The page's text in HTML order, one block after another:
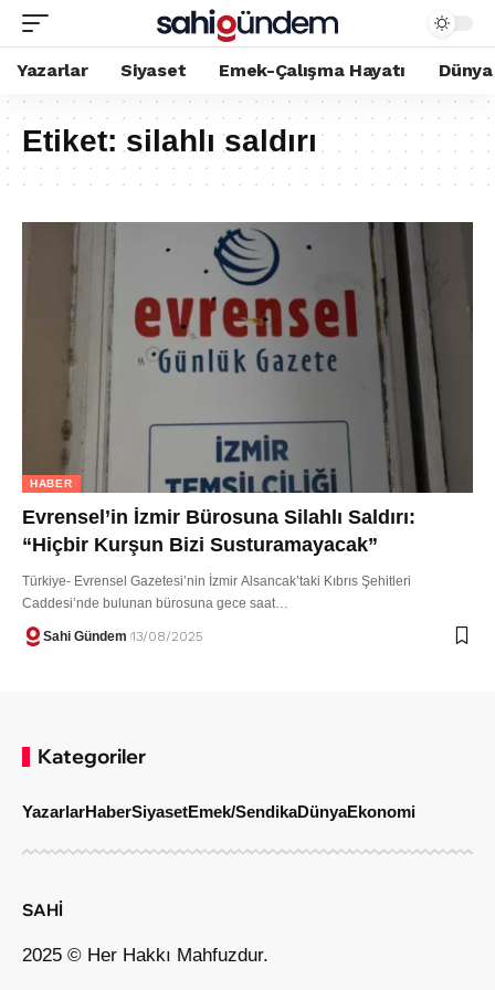
Yazarlar Siyaset Emek-Çalışma Hayatı Dünya
Etiket:silahlı saldırı
HABER
Evrensel’in İzmir Bürosuna Silahlı Saldırı:
“Hiçbir Kurşun Bizi Susturamayacak”
Türkiye- Evrensel Gazetesi’nin İzmir Alsancak’taki Kıbrıs Şehitleri
Caddesi’nde bulunan bürosuna gece saat…
Sahi Gündem 13/08/2025
Kategoriler
YazarlarHaberSiyasetEmek/SendikaDünyaEkonomi
SAHİ
2025 © Her Hakkı Mahfuzdur.